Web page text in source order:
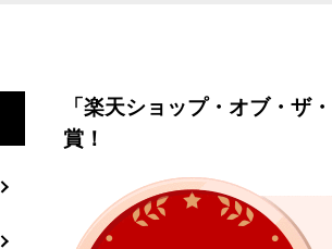
「楽天ショップ・オブ・ザ
賞！